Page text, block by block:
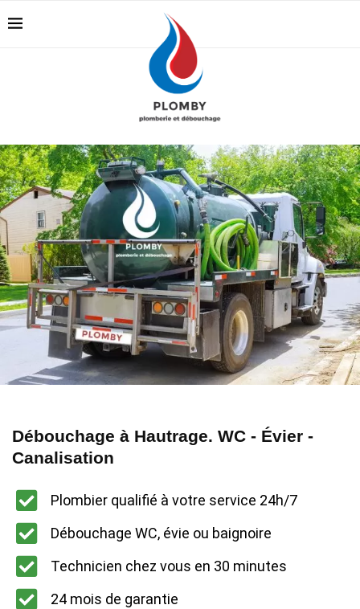
Débouchage à Hautrage. WC - Évier -
Canalisation
Plombier qualifié à votre service 24h/7
Débouchage WC, évie ou baignoire
Technicien chez vous en 30 minutes
24 mois de garantie